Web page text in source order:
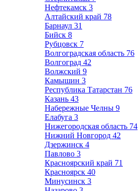
Нефтекамск 3
Алтайский край 78
Барнаул 31
Бийск 8
Рубцовск 7
Волгоградская область 76
Волгоград 42
Волжский 9
Камышин 3
Республика Татарстан 76
Казань 43
Набережные Челны 9
Елабуга 3
Нижегородская область 74
Нижний Новгород 42
Дзержинск 4
Павлово 3
Красноярский край 71
Красноярск 40
Минусинск 3